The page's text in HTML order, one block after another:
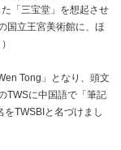
「三宝堂」を想起させ
国立王宮美術館に、ほ
Tong」となり、頭文
TWSに中国語で「筆記
TWSBIと名づけまし